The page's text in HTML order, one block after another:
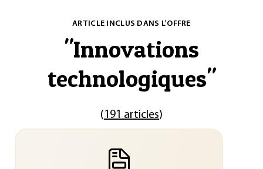
ARTICLE INCLUS DANS L'OFFRE
"Innovations
technologiques"
(191 articles)